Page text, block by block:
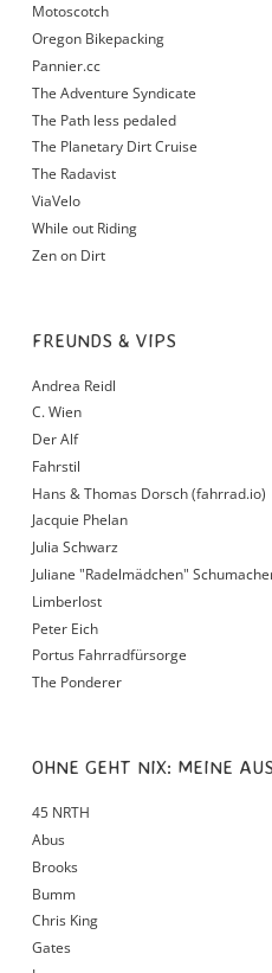
Motoscotch
Oregon Bikepacking
Pannier.cc
The Adventure Syndicate
The Path less pedaled
The Planetary Dirt Cruise
The Radavist
ViaVelo
While out Riding
Zen on Dirt
FREUNDS & VIPS
Andrea Reidl
C. Wien
Der Alf
Fahrstil
Hans & Thomas Dorsch (fahrrad.io)
Jacquie Phelan
Julia Schwarz
Juliane "Radelmädchen"
Limberlost
Peter Eich
Portus Fahrradfürsorge
The Ponderer
OHNE GEHT NIX: MEINE
45 NRTH
Abus
Brooks
Bumm
Chris King
Gates